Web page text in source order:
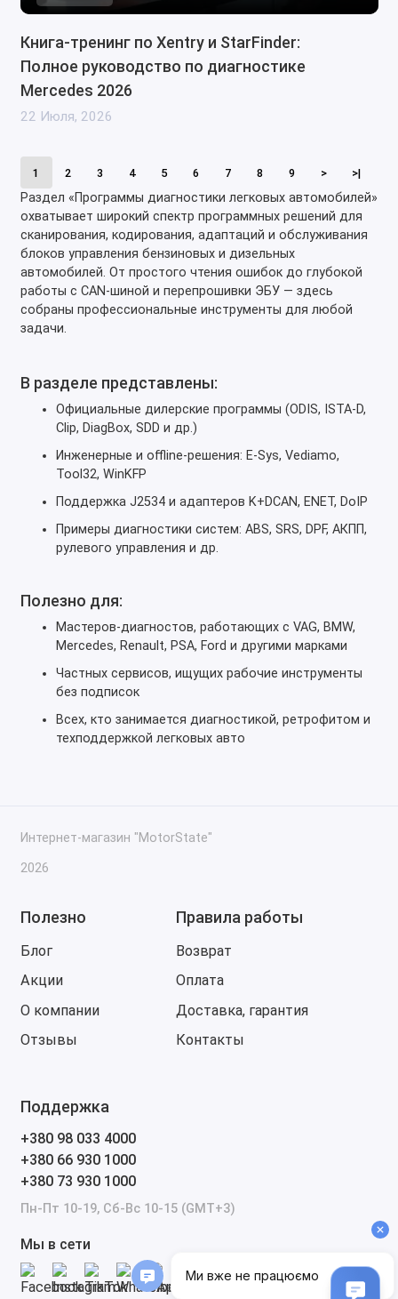
Книга-тренинг по Xentry и StarFinder:
Полное руководство по диагностике
Mercedes 2026
22 Июля, 2026
1 2 3 4 5 6 7 8 9 > >|
Раздел «Программы диагностики легковых автомобилей»
охватывает широкий спектр программных решений для
сканирования, кодирования, адаптаций и обслуживания
блоков управления бензиновых и дизельных
автомобилей. От простого чтения ошибок до глубокой
работы с CAN-шиной и перепрошивки ЭБУ — здесь
собраны профессиональные инструменты для любой
задачи.
В разделе представлены:
Официальные дилерские программы (ODIS, ISTA-D,
Clip, DiagBox, SDD и др.)
Инженерные и offline-решения: E-Sys, Vediamo,
Tool32, WinKFP
Поддержка J2534 и адаптеров K+DCAN, ENET, DoIP
Примеры диагностики систем: ABS, SRS, DPF, АКПП,
рулевого управления и др.
Полезно для:
Мастеров-диагностов, работающих с VAG, BMW,
Mercedes, Renault, PSA, Ford и другими марками
Частных сервисов, ищущих рабочие инструменты
без подписок
Всех, кто занимается диагностикой, ретрофитом и
техподдержкой легковых авто
Интернет-магазин "MotorState"
2026
Полезно
Блог
Акции
О компании
Отзывы
Правила работы
Возврат
Оплата
Доставка, гарантия
Контакты
Поддержка
+380 98 033 4000
+380 66 930 1000
+380 73 930 1000
Пн-Пт 10-19, Сб-Вс 10-15 (GMT+3)
Мы в сети